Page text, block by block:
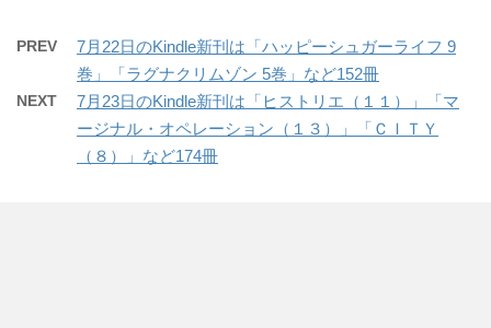
PREV
7月22日のKindle新刊は「ハッピーシュガーライフ 9
巻」「ラグナクリムゾン 5巻」など152冊
NEXT
7月23日のKindle新刊は「ヒストリエ（１１）」「マ
ージナル・オペレーション（１３）」「ＣＩＴＹ
（８）」など174冊